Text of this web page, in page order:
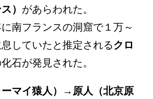
） があらわれた。
南フランスの洞窟で１万～
していたと推定されるクロ
石が発見された。
マイ猿人）→原人（北京原